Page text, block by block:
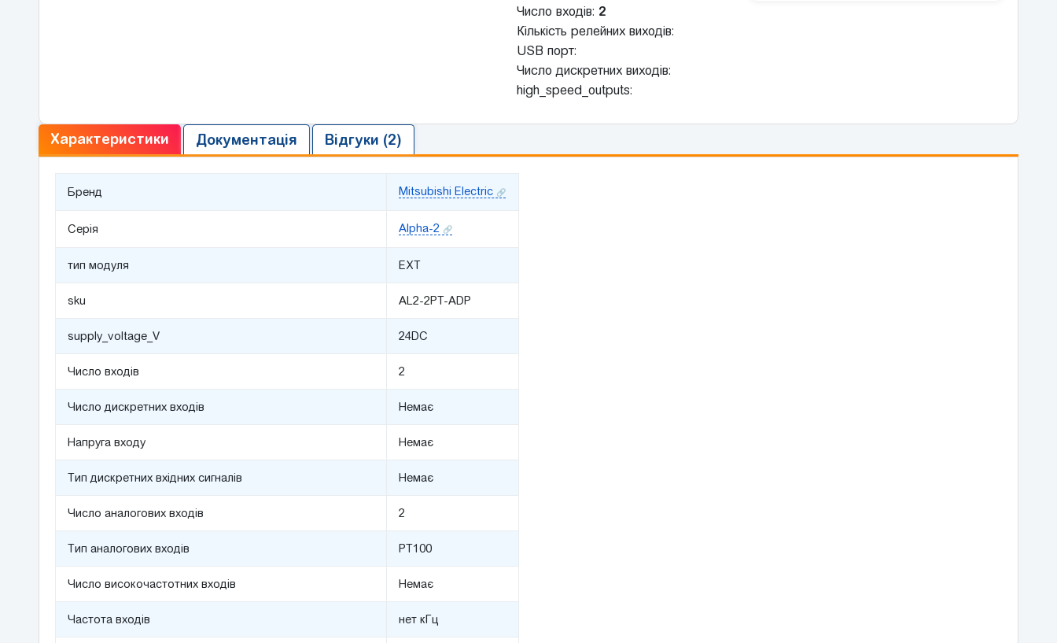
Число входів: 2
Кількість релейних виходів:
USB порт:
Число дискретних виходів:
high_speed_outputs:
Характеристики Документація Відгуки (2)
Бренд Mitsubishi Electric
Серія Alpha-2
тип модуля EXT
sku AL2-2PT-ADP
supply_voltage_V 24DC
Число входів 2
Число дискретних входів Немає
Напруга входу Немає
Тип дискретних вхідних сигналів Немає
Число аналогових входів 2
Тип аналогових входів PT100
Число високочастотних входів Немає
Частота входів нет кГц